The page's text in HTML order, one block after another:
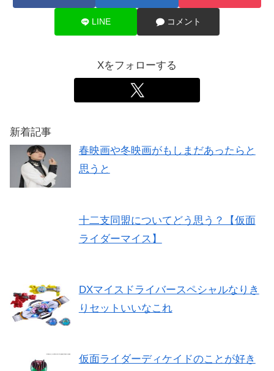
LINE コメント
Xをフォローする
新着記事
春映画や冬映画がもしまだあったらと
思うと
十二支同盟についてどう思う？【仮面
ライダーマイス】
DXマイスドライバースペシャルなりき
りセットいいなこれ
仮面ライダーディケイドのことが好き